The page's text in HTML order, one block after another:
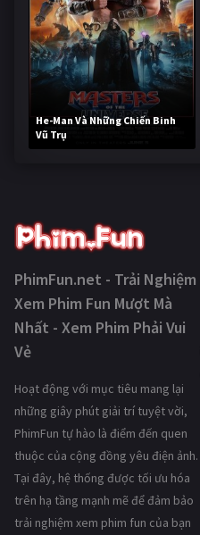
He-Man Và Những Chiến Binh
Vũ Trụ
241,736 lượt xem
PhimFun.net - Trải Nghiệm
Xem Phim Fun Mượt Mà
Nhất - Xem Phim Phải Vui
Vẻ
Hoạt động với mục tiêu mang lại
những giây phút giải trí tuyệt vời,
PhimFun tự hào là điểm đến quen
thuộc của cộng đồng yêu điện ảnh.
Tại đây, hệ thống được tối ưu hóa
trên hạ tầng mạnh mẽ để đảm bảo
trải nghiệm xem phim fun của bạn